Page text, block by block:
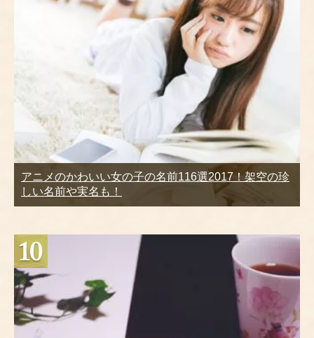
アニメのかわいい女の子の名前116選2017！架空の珍
しい名前や実名も！